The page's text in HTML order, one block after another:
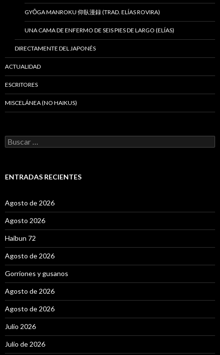
GYŌGA MANROKU 仰臥漫録 (TRAD. ELÍAS ROVIRA)
UNA CAMA DE ENFERMO DE SEIS PIES DE LARGO (ELÍAS)
DIRECTAMENTE DEL JAPONÉS
ACTUALIDAD
ESCRITORES
MISCELÁNEA (NO HAIKUS)
B
u
a
ENTRADAS RECIENTES
Agosto de 2026
Agosto 2026
Haibun 72
Agosto de 2026
Gorriones y gusanos
Agosto de 2026
Agosto de 2026
Julio 2026
Julio de 2026